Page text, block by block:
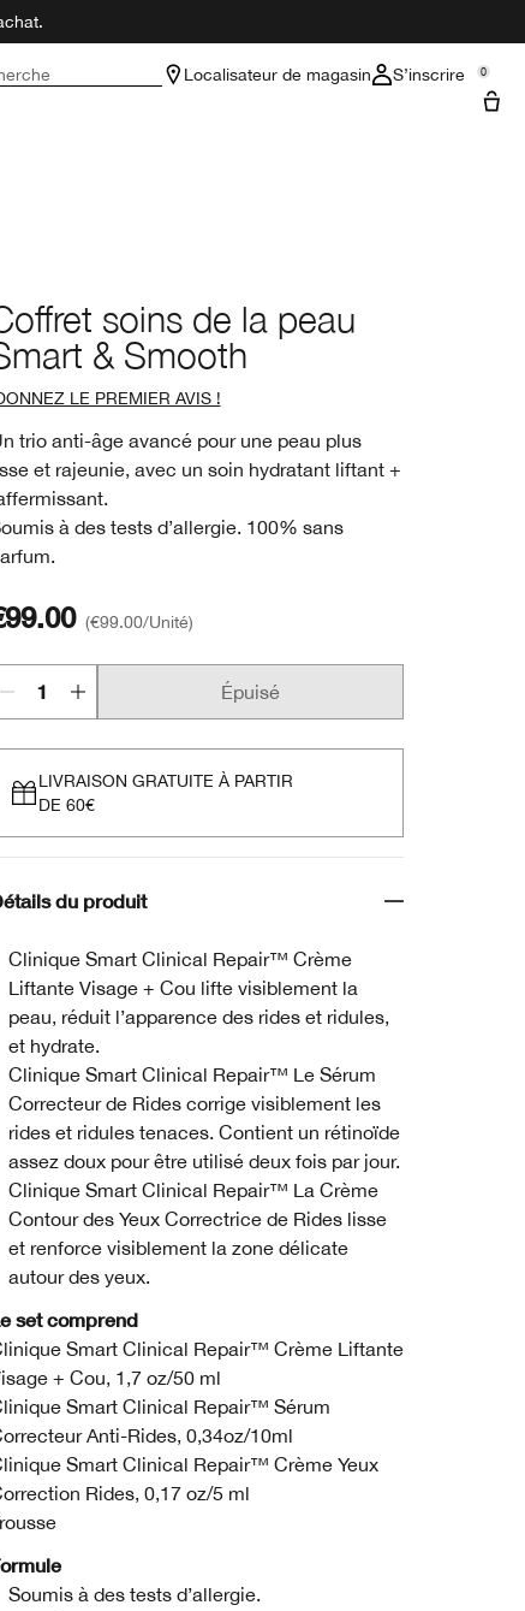
Localisateur de magasin S’inscrire 0
soins de la peau
& Smooth
LE PREMIER AVIS !
trio anti-âge avancé pour une peau plus
et rajeunie, avec un soin hydratant liftant +
à des tests d’allergie. 100% sans
€99.00/Unité
Épuisé
LIVRAISON GRATUITE À PARTIR
DE 60€
du produit
Clinique Smart Clinical Repair™ Crème
Liftante Visage + Cou lifte visiblement la
peau, réduit l’apparence des rides et ridules,
et hydrate.
Clinique Smart Clinical Repair™ Le Sérum
Correcteur de Rides corrige visiblement les
rides et ridules tenaces. Contient un rétinoïde
assez doux pour être utilisé deux fois par jour.
Clinique Smart Clinical Repair™ La Crème
Contour des Yeux Correctrice de Rides lisse
et renforce visiblement la zone délicate
autour des yeux.
set comprend
Smart Clinical Repair™ Crème Liftante
+ Cou, 1,7 oz/50 ml
Smart Clinical Repair™ Sérum
Anti-Rides, 0,34oz/10ml
Smart Clinical Repair™ Crème Yeux
Rides, 0,17 oz/5 ml
Soumis à des tests d’allergie.